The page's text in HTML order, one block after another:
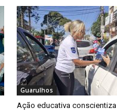
Guarulhos
Ação educativa conscientiza